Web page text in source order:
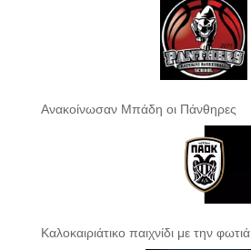
Ανακοίνωσαν Μπάδη οι Πάνθηρες
Καλοκαιριάτικο παιχνίδι με την φωτιά